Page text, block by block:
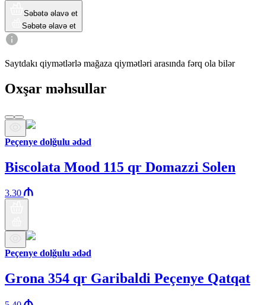
Səbətə əlavə et
Səbətə əlavə et
Saytdakı qiymətlərlə mağaza qiymətləri arasında fərq ola bilər
Oxşar məhsullar
Peçenye dolğulu ədəd
Biscolata Mood 115 qr Domazzi Solen
3.30
Peçenye dolğulu ədəd
Grona 354 qr Garibaldi Peçenye Qatqat